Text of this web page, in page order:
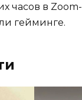
часов в Zoom-
гейминге.